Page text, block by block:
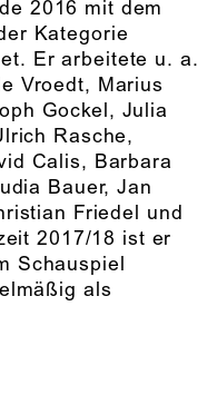
2016 mit dem
Kategorie
Er arbeitete u. a.
Vroedt, Marius
Gockel, Julia
Rasche,
Calis, Barbara
Bauer, Jan
Friedel und
2017/18 ist er
Schauspiel
als